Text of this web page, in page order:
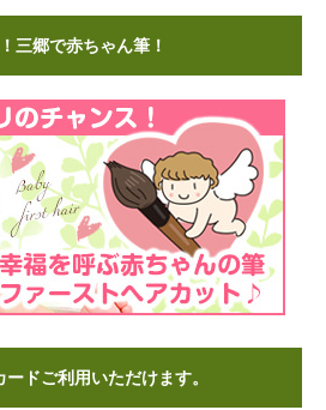
三郷で赤ちゃん筆！
ドご利用いただけます。